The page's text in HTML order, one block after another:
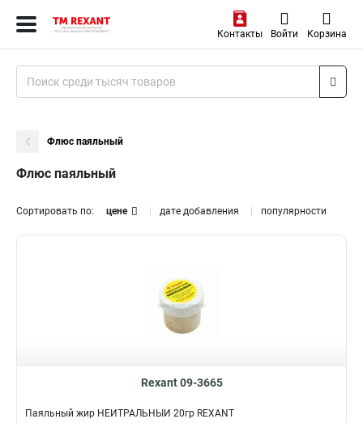
Контакты Войти Корзина
Флюс паяльный
Флюс паяльный
Сортировать по: цене дате добавления популярности
Rexant 09-3665
Паяльный жир НЕЙТРАЛЬНЫЙ 20гр REXANT